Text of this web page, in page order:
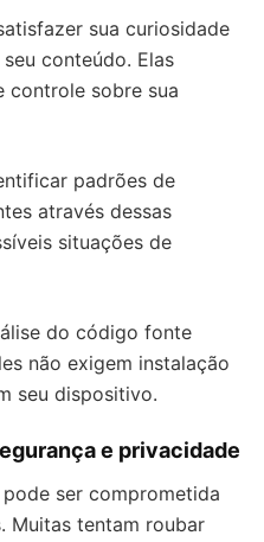
sua curiosidade
conteúdo. Elas
controle sobre sua
padrões de
através dessas
situações de
do código fonte
não exigem instalação
seu dispositivo.
e privacidade
pode ser comprometida
Muitas tentam roubar